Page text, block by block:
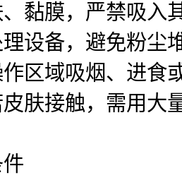
黏膜，严禁吸入
设备，避免粉尘
区域吸烟、进食
肤接触，需用大
件